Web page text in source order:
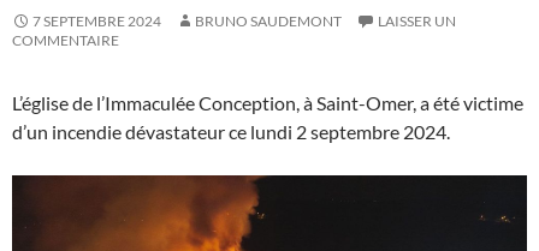
7 SEPTEMBRE 2024 BRUNO SAUDEMONT
LAISSER UN
COMMENTAIRE
L’église de l’Immaculée Conception, à Saint-Omer, a été victime
d’un incendie dévastateur ce lundi 2 septembre 2024.